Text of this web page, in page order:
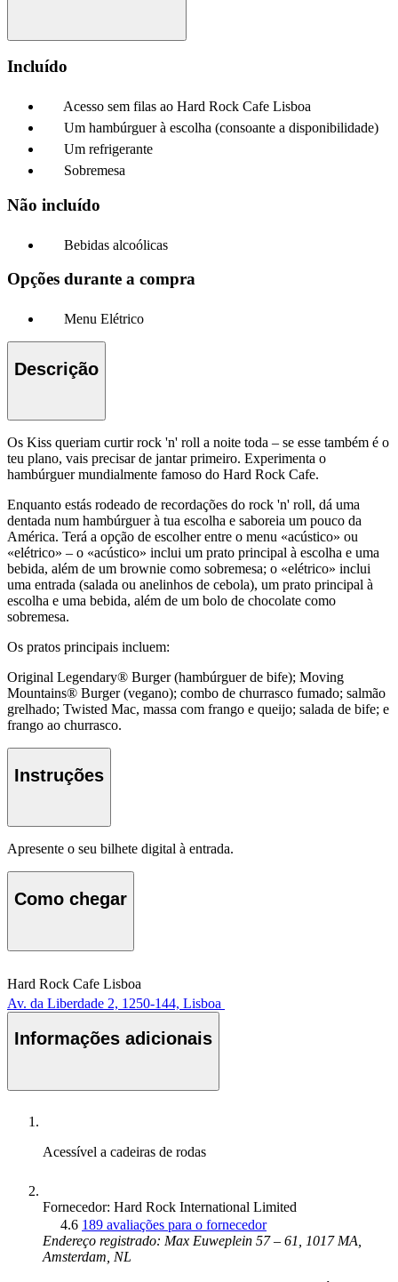
Incluído
Acesso sem filas ao Hard Rock Cafe Lisboa
Um hambúrguer à escolha (consoante a disponibilidade)
Um refrigerante
Sobremesa
Não incluído
Bebidas alcoólicas
Opções durante a compra
Menu Elétrico
Descrição
Os Kiss queriam curtir rock 'n' roll a noite toda – se esse também é o
teu plano, vais precisar de jantar primeiro. Experimenta o
hambúrguer mundialmente famoso do Hard Rock Cafe.
Enquanto estás rodeado de recordações do rock 'n' roll, dá uma
dentada num hambúrguer à tua escolha e saboreia um pouco da
América. Terá a opção de escolher entre o menu «acústico» ou
«elétrico» – o «acústico» inclui um prato principal à escolha e uma
bebida, além de um brownie como sobremesa; o «elétrico» inclui
uma entrada (salada ou anelinhos de cebola), um prato principal à
escolha e uma bebida, além de um bolo de chocolate como
sobremesa.
Os pratos principais incluem:
Original Legendary® Burger (hambúrguer de bife); Moving
Mountains® Burger (vegano); combo de churrasco fumado; salmão
grelhado; Twisted Mac, massa com frango e queijo; salada de bife; e
frango ao churrasco.
Instruções
Apresente o seu bilhete digital à entrada.
Como chegar
Hard Rock Cafe Lisboa
Av. da Liberdade 2, 1250-144, Lisboa
Informações adicionais
Acessível a cadeiras de rodas
Fornecedor: Hard Rock International Limited
4.6 189 avaliações para o fornecedor
Endereço registrado: Max Euweplein 57 – 61, 1017 MA,
Amsterdam, NL